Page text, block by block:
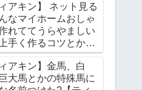
ィアキン】 ネット見る
なマイホームおしゃ
れててうらやましい
手く作るコツとかあ
ティアーズオブザキ
ム】
ィアキン】金馬、白
大馬とかの特殊馬に